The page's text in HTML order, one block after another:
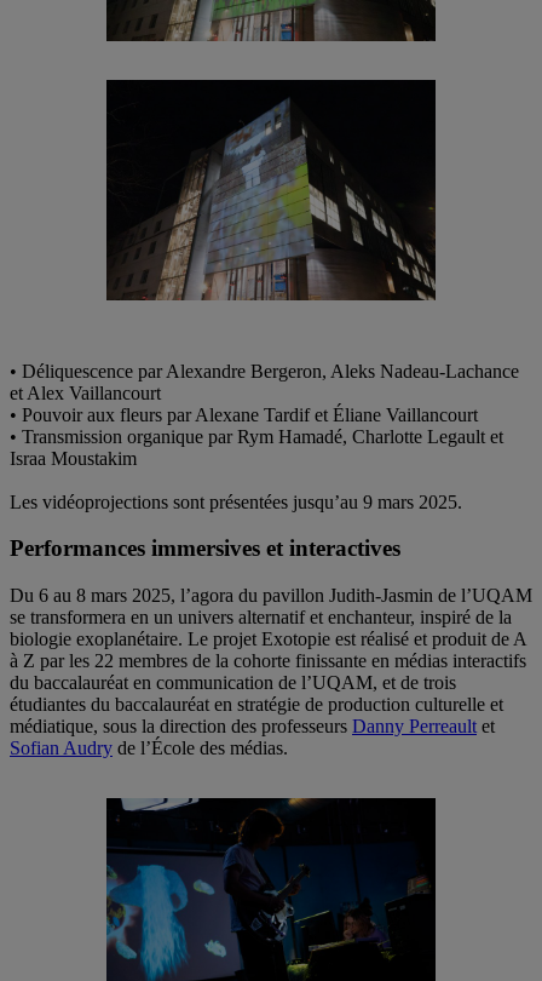
• Déliquescence par Alexandre Bergeron, Aleks Nadeau-Lachance
et Alex Vaillancourt
• Pouvoir aux fleurs par Alexane Tardif et Éliane Vaillancourt
• Transmission organique par Rym Hamadé, Charlotte Legault et
Israa Moustakim
Les vidéoprojections sont présentées jusqu’au 9 mars 2025.
Performances immersives et interactives
Du 6 au 8 mars 2025, l’agora du pavillon Judith-Jasmin de l’UQAM
se transformera en un univers alternatif et enchanteur, inspiré de la
biologie exoplanétaire. Le projet Exotopie est réalisé et produit de A
à Z par les 22 membres de la cohorte finissante en médias interactifs
du baccalauréat en communication de l’UQAM, et de trois
étudiantes du baccalauréat en stratégie de production culturelle et
médiatique, sous la direction des professeurs Danny Perreault et
Sofian Audry de l’École des médias.